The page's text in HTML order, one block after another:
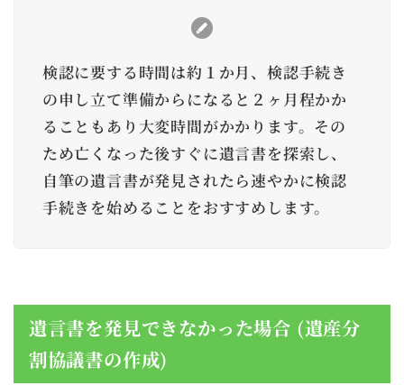
検認に要する時間は約１か月、検認手続き
の申し立て準備からになると２ヶ月程かか
ることもあり大変時間がかかります。その
ため亡くなった後すぐに遺言書を探索し、
自筆の遺言書が発見されたら速やかに検認
手続きを始めることをおすすめします。
遺言書を発見できなかった場合 (遺産分
割協議書の作成)